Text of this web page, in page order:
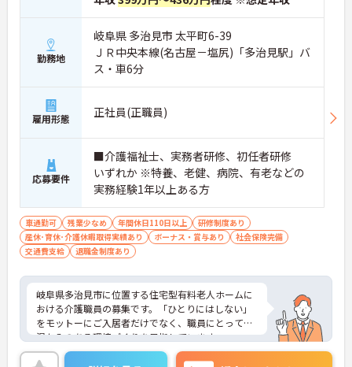
勤務地
岐阜県 多治見市 太平町6-39
ＪＲ中央本線(名古屋－塩尻)「多治見駅」バ
ス・車6分
雇用形態 正社員(正職員)
応募要件
■介護福祉士、実務者研修、初任者研修
いずれか ※特養、老健、病院、有老などの
実務経験1年以上ある方
車通勤可 残業少なめ 年間休日110日以上
研修制度あり
産休･育休･介護休暇取得実績あり
ボーナス・賞与あり
社会保険完備
交通費支給
退職金制度あり
岐阜県多治見市に位置する住宅型有料老人ホームに
おける介護職員の募集です。「ひとりにはしない」
をモットーにご入居者だけでなく、職員にとっても
温かみのある環境づくりを目指しています。
ご利用者一人ひとりに寄り添って介護サービスを提